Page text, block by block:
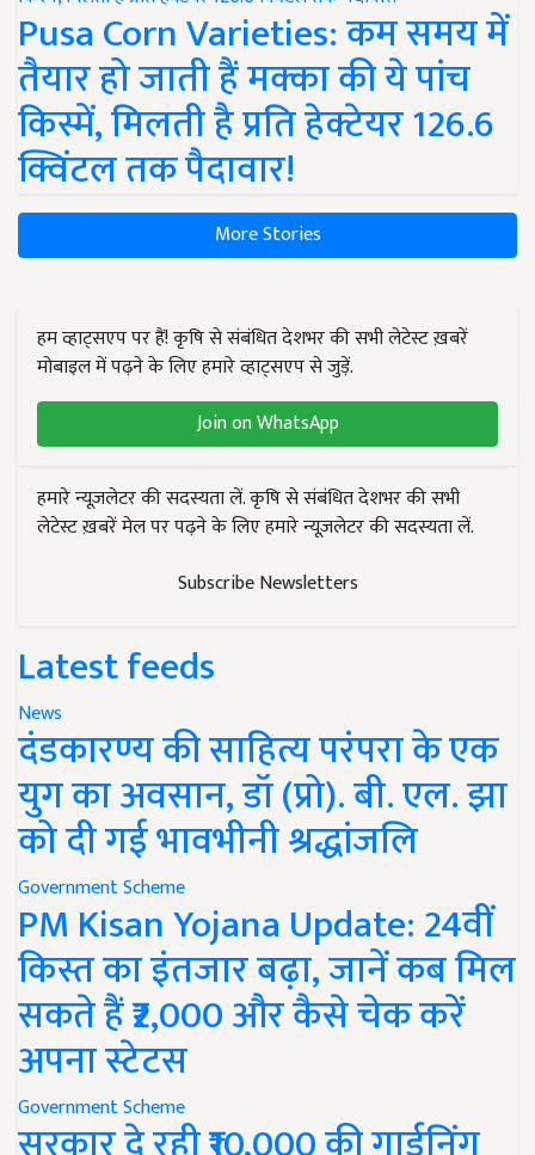
Pusa Corn Varieties: कम समय में
तैयार हो जाती हैं मक्का की ये पांच
किस्में, मिलती है प्रति हेक्टेयर 126.6
क्विंटल तक पैदावार!
More Stories
हम व्हाट्सएप पर हैं! कृषि से संबंधित देशभर की सभी लेटेस्ट ख़बरें
मोबाइल में पढ़ने के लिए हमारे व्हाट्सएप से जुड़ें.
Join on WhatsApp
हमारे न्यूज़लेटर की सदस्यता लें. कृषि से संबंधित देशभर की सभी
लेटेस्ट ख़बरें मेल पर पढ़ने के लिए हमारे न्यूज़लेटर की सदस्यता लें.
Subscribe Newsletters
Latest feeds
News
दंडकारण्य की साहित्य परंपरा के एक
युग का अवसान, डॉ (प्रो). बी. एल. झा
को दी गई भावभीनी श्रद्धांजलि
Government Scheme
PM Kisan Yojana Update: 24वीं
किस्त का इंतजार बढ़ा, जानें कब मिल
सकते हैं ₹2,000 और कैसे चेक करें
अपना स्टेटस
Government Scheme